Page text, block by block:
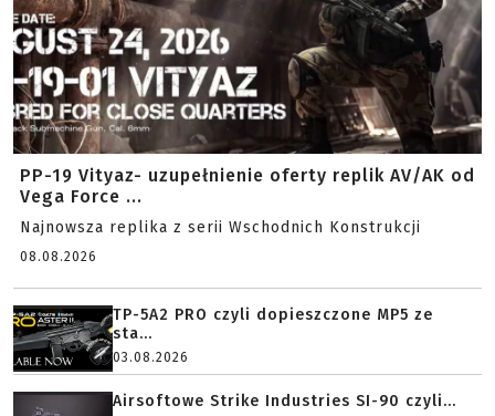
PP-19 Vityaz- uzupełnienie oferty replik AV/AK od
Vega Force ...
Najnowsza replika z serii Wschodnich Konstrukcji
08.08.2026
TP-5A2 PRO czyli dopieszczone MP5 ze
sta...
03.08.2026
Airsoftowe Strike Industries SI-90 czyli...